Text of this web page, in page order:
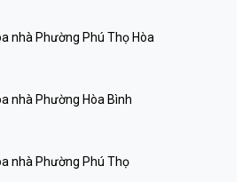
nhà Phường Phú Thọ Hòa
nhà Phường Hòa Bình
nhà Phường Phú Thọ